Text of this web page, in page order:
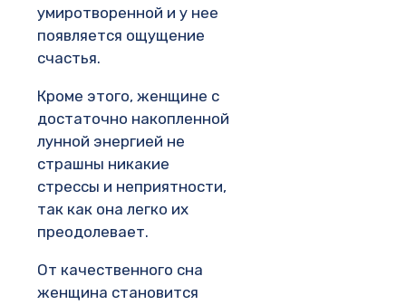
умиротворенной и у нее
появляется ощущение
счастья.
Кроме этого, женщине с
достаточно накопленной
лунной энергией не
страшны никакие
стрессы и неприятности,
так как она легко их
преодолевает.
От качественного сна
женщина становится